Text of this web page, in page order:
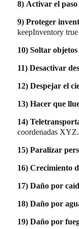
8) Activar el
9) Proteger
keepInventory true
10) Soltar
11) Desactivar
12) Despejar el
13) Hacer que
14)
coordenadas XYZ.
15) Paralizar
16) Crecimiento
17) Daño por
18) Daño por
19) Daño por